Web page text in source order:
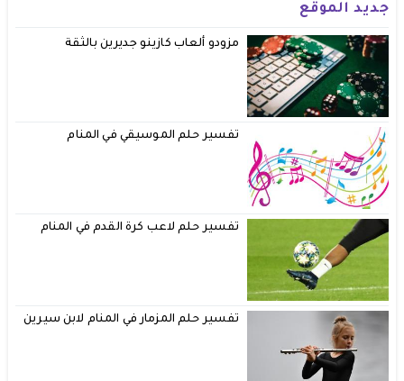
جديد الموقع
مزودو ألعاب كازينو جديرين بالثقة
تفسير حلم الموسيقي في المنام
تفسير حلم لاعب كرة القدم في المنام
تفسير حلم المزمار في المنام لابن سيرين